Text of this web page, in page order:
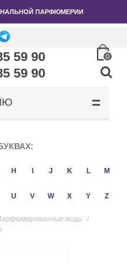
ПАРФЮМЕРИИ
59 90
59 90
0
H J K L M
U V W X Y Z
воды
/